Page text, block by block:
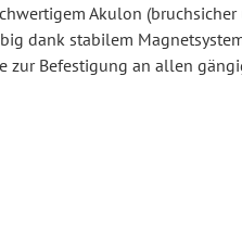
Akulon
dank stabilem
zur Befestigung an allen